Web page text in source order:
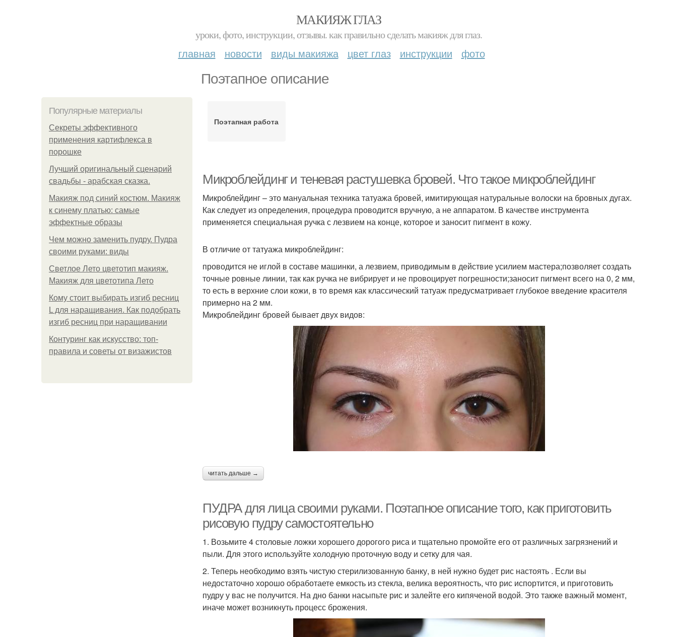
МАКИЯЖ ГЛАЗ
уроки, фото, инструкции, отзывы. как правильно сделать макияж для глаз.
главная новости виды макияжа цвет глаз инструкции фото
Поэтапное описание
Популярные материалы
Секреты эффективного
применения картифлекса в
порошке
Лучший оригинальный сценарий
свадьбы - арабская сказка.
Макияж под синий костюм. Макияж
к синему платью: самые
эффектные образы
Чем можно заменить пудру. Пудра
своими руками: виды
Светлое Лето цветотип макияж.
Макияж для цветотипа Лето
Кому стоит выбирать изгиб ресниц
L для наращивания. Как подобрать
изгиб ресниц при наращивании
Контуринг как искусство: топ-
правила и советы от визажистов
Поэтапная работа
Микроблейдинг и теневая растушевка бровей. Что такое микроблейдинг
Микроблейдинг – это мануальная техника татуажа бровей, имитирующая натуральные волоски на бровных дугах.
Как следует из определения, процедура проводится вручную, а не аппаратом. В качестве инструмента
применяется специальная ручка с лезвием на конце, которое и заносит пигмент в кожу.
В отличие от татуажа микроблейдинг:
проводится не иглой в составе машинки, а лезвием, приводимым в действие усилием мастера;позволяет создать
точные ровные линии, так как ручка не вибрирует и не провоцирует погрешности;заносит пигмент всего на 0, 2 мм,
то есть в верхние слои кожи, в то время как классический татуаж предусматривает глубокое введение красителя
примерно на 2 мм.
Микроблейдинг бровей бывает двух видов:
читать дальше →
ПУДРА для лица своими руками. Поэтапное описание того, как приготовить
рисовую пудру самостоятельно
1. Возьмите 4 столовые ложки хорошего дорогого риса и тщательно промойте его от различных загрязнений и
пыли. Для этого используйте холодную проточную воду и сетку для чая.
2. Теперь необходимо взять чистую стерилизованную банку, в ней нужно будет рис настоять . Если вы
недостаточно хорошо обработаете емкость из стекла, велика вероятность, что рис испортится, и приготовить
пудру у вас не получится. На дно банки насыпьте рис и залейте его кипяченой водой. Это также важный момент,
иначе может возникнуть процесс брожения.